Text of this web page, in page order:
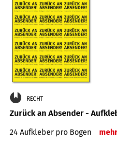
RECHT
Zurück an Absender -
24 Aufkleber pro Bogen mehr